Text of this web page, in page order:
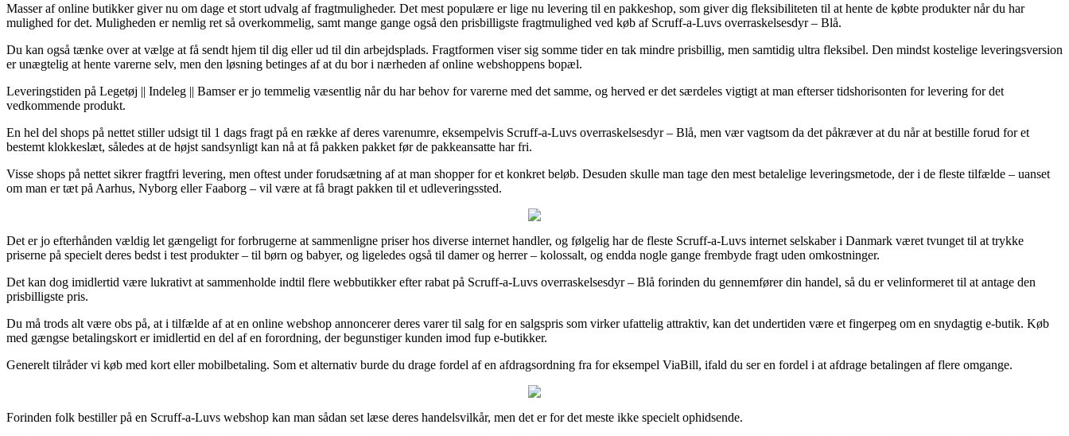
Masser af online butikker giver nu om dage et stort udvalg af fragtmuligheder. Det mest populære er lige nu levering til en pakkeshop, som giver dig fleksibiliteten til at hente de købte produkter når du har
mulighed for det. Muligheden er nemlig ret så overkommelig, samt mange gange også den prisbilligste fragtmulighed ved køb af Scruff-a-Luvs overraskelsesdyr – Blå.
Du kan også tænke over at vælge at få sendt hjem til dig eller ud til din arbejdsplads. Fragtformen viser sig somme tider en tak mindre prisbillig, men samtidig ultra fleksibel. Den mindst kostelige leveringsversion
er unægtelig at hente varerne selv, men den løsning betinges af at du bor i nærheden af online webshoppens bopæl.
Leveringstiden på Legetøj || Indeleg || Bamser er jo temmelig væsentlig når du har behov for varerne med det samme, og herved er det særdeles vigtigt at man efterser tidshorisonten for levering for det
vedkommende produkt.
En hel del shops på nettet stiller udsigt til 1 dags fragt på en række af deres varenumre, eksempelvis Scruff-a-Luvs overraskelsesdyr – Blå, men vær vagtsom da det påkræver at du når at bestille forud for et
bestemt klokkeslæt, således at de højst sandsynligt kan nå at få pakken pakket før de pakkeansatte har fri.
Visse shops på nettet sikrer fragtfri levering, men oftest under forudsætning af at man shopper for et konkret beløb. Desuden skulle man tage den mest betalelige leveringsmetode, der i de fleste tilfælde – uanset
om man er tæt på Aarhus, Nyborg eller Faaborg – vil være at få bragt pakken til et udleveringssted.
Det er jo efterhånden vældig let gængeligt for forbrugerne at sammenligne priser hos diverse internet handler, og følgelig har de fleste Scruff-a-Luvs internet selskaber i Danmark været tvunget til at trykke
priserne på specielt deres bedst i test produkter – til børn og babyer, og ligeledes også til damer og herrer – kolossalt, og endda nogle gange frembyde fragt uden omkostninger.
Det kan dog imidlertid være lukrativt at sammenholde indtil flere webbutikker efter rabat på Scruff-a-Luvs overraskelsesdyr – Blå forinden du gennemfører din handel, så du er velinformeret til at antage den
prisbilligste pris.
Du må trods alt være obs på, at i tilfælde af at en online webshop annoncerer deres varer til salg for en salgspris som virker ufattelig attraktiv, kan det undertiden være et fingerpeg om en snydagtig e-butik. Køb
med gængse betalingskort er imidlertid en del af en forordning, der begunstiger kunden imod fup e-butikker.
Generelt tilråder vi køb med kort eller mobilbetaling. Som et alternativ burde du drage fordel af en afdragsordning fra for eksempel ViaBill, ifald du ser en fordel i at afdrage betalingen af flere omgange.
Forinden folk bestiller på en Scruff-a-Luvs webshop kan man sådan set læse deres handelsvilkår, men det er for det meste ikke specielt ophidsende.